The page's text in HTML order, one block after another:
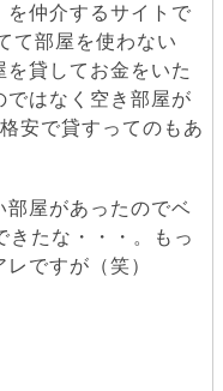
を仲介するサイトで
て部屋を使わない
貸してお金をいた
ではなく空き部屋が
安で貸すってのもあ
部屋があったのでベ
きたな・・・。もっ
ですが（笑）